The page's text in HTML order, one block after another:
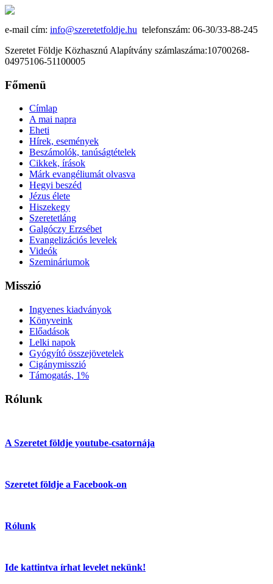
e-mail cím: info@szeretetfoldje.hu telefonszám: 06-30/33-88-245
Szeretet Földje Közhasznú Alapítvány számlaszáma:10700268-
04975106-51100005
Főmenü
Címlap
A mai napra
Eheti
Hírek, események
Beszámolók, tanúságtételek
Cikkek, írások
Márk evangéliumát olvasva
Hegyi beszéd
Jézus élete
Hiszekegy
Szeretetláng
Galgóczy Erzsébet
Evangelizációs levelek
Videók
Szemináriumok
Misszió
Ingyenes kiadványok
Könyveink
Előadások
Lelki napok
Gyógyító összejövetelek
Cigánymisszió
Támogatás, 1%
Rólunk
A Szeretet földje youtube-csatornája
Szeretet földje a Facebook-on
Rólunk
Ide kattintva írhat levelet nekünk!